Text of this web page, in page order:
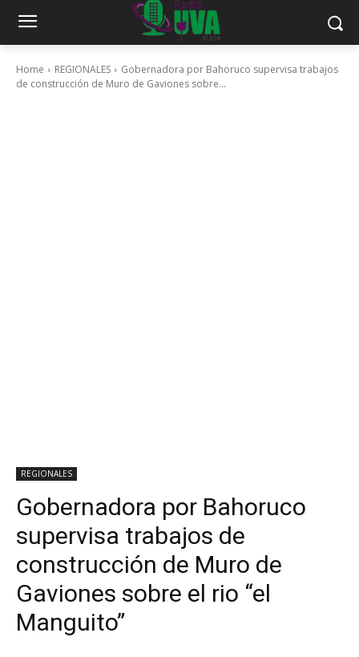
Home REGIONALES
Gobernadora por Bahoruco supervisa trabajos
de construcción de Muro de Gaviones sobre...
REGIONALES
Gobernadora por Bahoruco
supervisa trabajos de
construcción de Muro de
Gaviones sobre el rio “el
Manguito”